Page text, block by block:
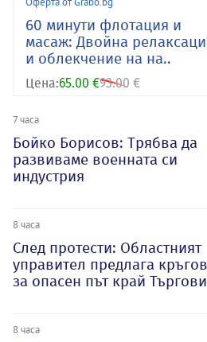
60 минути флотация и
масаж: Двойна
и облекчение на на..
Цена:65.00 €93.00 €
7 часа
Бойко Борисов: Трябва да
развиваме военната си
индустрия
8 часа
След протести: Областният
управител предлага
за опасен път край
8 часа